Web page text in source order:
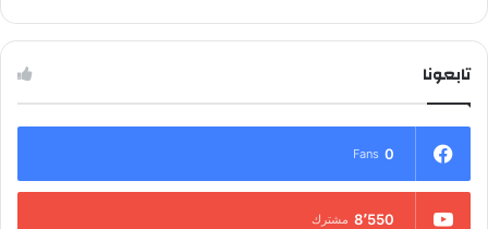
تابعونا
0
Fans
8٬550 مشترك